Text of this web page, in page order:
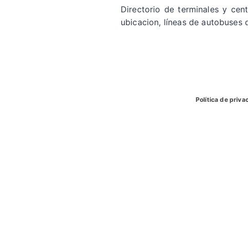
Directorio de terminales y
ubicacion, líneas de autobuses
Política de